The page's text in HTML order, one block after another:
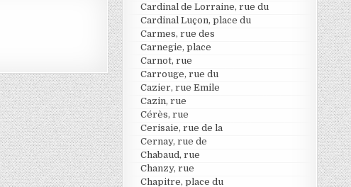
Cardinal de Lorraine, rue du
Cardinal Luçon, place du
Carmes, rue des
Carnegie, place
Carnot, rue
Carrouge, rue du
Cazier, rue Emile
Cazin, rue
Cérès, rue
Cerisaie, rue de la
Cernay, rue de
Chabaud, rue
Chanzy, rue
Chapitre, place du